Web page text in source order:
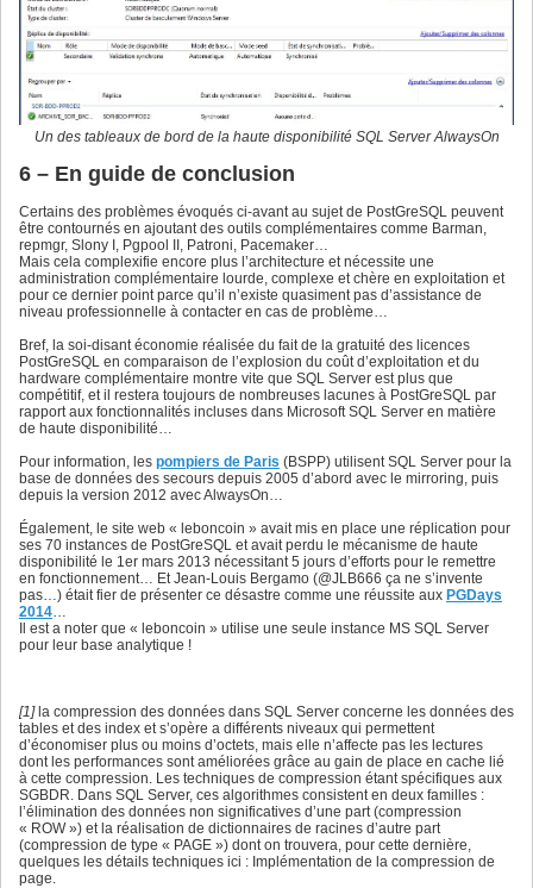
Un des tableaux de bord de la haute disponibilité SQL Server AlwaysOn
6 – En guide de conclusion
Certains des problèmes évoqués ci-avant au sujet de PostGreSQL peuvent
être contournés en ajoutant des outils complémentaires comme Barman,
repmgr, Slony I, Pgpool II, Patroni, Pacemaker…
Mais cela complexifie encore plus l’architecture et nécessite une
administration complémentaire lourde, complexe et chère en exploitation et
pour ce dernier point parce qu’il n’existe quasiment pas d’assistance de
niveau professionnelle à contacter en cas de problème…
Bref, la soi-disant économie réalisée du fait de la gratuité des licences
PostGreSQL en comparaison de l’explosion du coût d’exploitation et du
hardware complémentaire montre vite que SQL Server est plus que
compétitif, et il restera toujours de nombreuses lacunes à PostGreSQL par
rapport aux fonctionnalités incluses dans Microsoft SQL Server en matière
de haute disponibilité…
Pour information, les pompiers de Paris (BSPP) utilisent SQL Server pour la
base de données des secours depuis 2005 d’abord avec le mirroring, puis
depuis la version 2012 avec AlwaysOn…
Également, le site web « leboncoin » avait mis en place une réplication pour
ses 70 instances de PostGreSQL et avait perdu le mécanisme de haute
disponibilité le 1er mars 2013 nécessitant 5 jours d’efforts pour le remettre
en fonctionnement… Et Jean-Louis Bergamo (@JLB666 ça ne s’invente
pas…) était fier de présenter ce désastre comme une réussite aux PGDays
2014…
Il est a noter que « leboncoin » utilise une seule instance MS SQL Server
pour leur base analytique !
[1]la compression des données dans SQL Server concerne les données des
tables et des index et s’opère a différents niveaux qui permettent
d’économiser plus ou moins d’octets, mais elle n’affecte pas les lectures
dont les performances sont améliorées grâce au gain de place en cache lié
à cette compression. Les techniques de compression étant spécifiques aux
SGBDR. Dans SQL Server, ces algorithmes consistent en deux familles :
l’élimination des données non significatives d’une part (compression
« ROW ») et la réalisation de dictionnaires de racines d’autre part
(compression de type « PAGE ») dont on trouvera, pour cette dernière,
quelques les détails techniques ici : Implémentation de la compression de
page.